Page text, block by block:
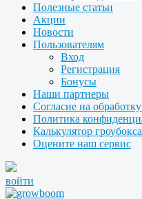
Полезные статьи
Акции
Новости
Пользователям
Вход
Регистрация
Бонусы
Наши партнеры
Согласие на
Политика
Калькулятор гроубокса
Оцените наш сервис
войти